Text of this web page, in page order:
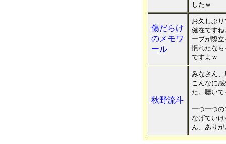
したｗ
傷だらけ
のメモワ
ール
お久しぶ
健在です
ープが際
慣れたな
ですよｗ
秋野流斗
みなさん
こんなに
た。聴い
一つ一つ
なげてい
ん、あり